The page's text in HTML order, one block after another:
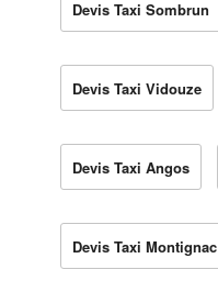
Devis Taxi Sombrun
Devis Taxi Vidouze
Devis Taxi Angos
Devis Taxi Montignac